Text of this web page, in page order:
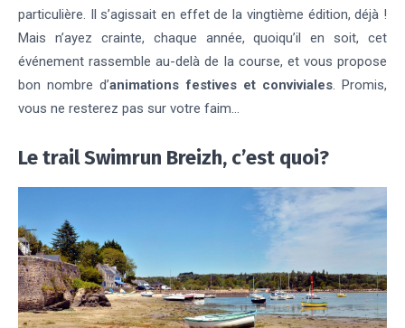
particulière. Il s’agissait en effet de la vingtième édition, déjà !
Mais n’ayez crainte, chaque année, quoiqu’il en soit, cet
événement rassemble au-delà de la course, et vous propose
bon nombre d’animations festives et conviviales. Promis,
vous ne resterez pas sur votre faim…
Le trail Swimrun Breizh, c’est quoi?